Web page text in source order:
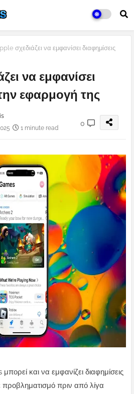
σχεδιάζει να εμφανίσει διαφημίσεις
να εμφανίσει
εφαρμογή της
1 minute read
0
και να εμφανίζει διαφημίσεις
πριν από λίγα